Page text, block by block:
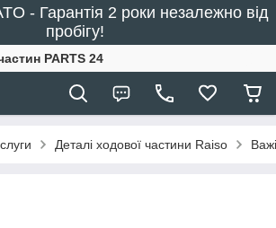
- Гарантія 2 роки незалежно від
пробігу!
PARTS 24
Деталі ходової частини Raiso